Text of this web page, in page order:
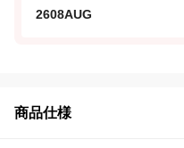
2608AUG
商品仕様